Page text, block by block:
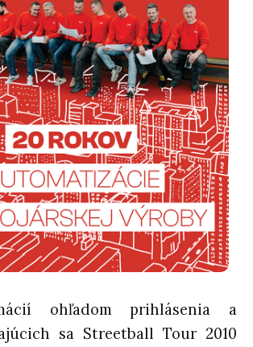
ohľadom prihlásenia a
sa Streetball Tour 2010